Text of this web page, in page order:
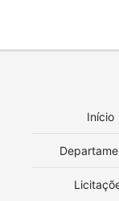
Início